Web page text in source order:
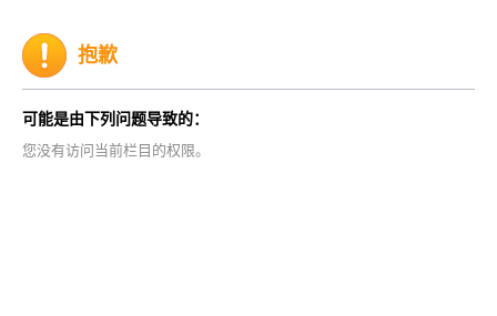
抱歉
可能是由下列问题导致的：
您没有访问当前栏目的权限。